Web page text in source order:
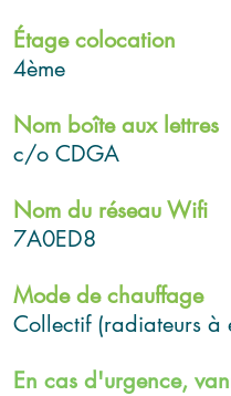
Étage colocation
4ème
Nom boîte aux lettres
c/o CDGA
Nom du réseau Wifi
7A0ED8
Mode de chauffage
Collectif (radiateurs à
En cas d'urgence,